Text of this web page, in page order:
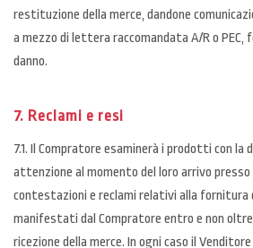
restituzione della merce, dandone
a mezzo di lettera raccomandata A/R o PEC,
danno.
7. Reclami e resi
7.1. Il Compratore esaminerà i prodotti con la
attenzione al momento del loro arrivo presso
contestazioni e reclami relativi alla fornitura
manifestati dal Compratore entro e non
ricezione della merce. In ogni caso il